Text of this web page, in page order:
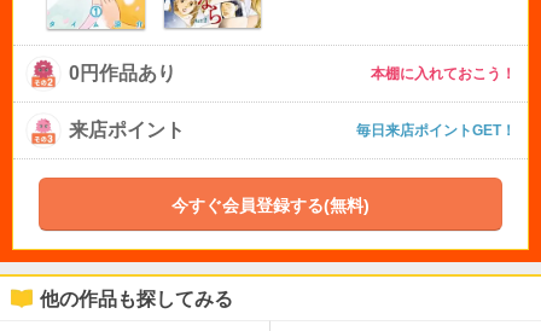
0円作品あり 本棚に入れておこう！
来店ポイント 毎日来店ポイントGET！
今すぐ会員登録する(無料)
他の作品も探してみる